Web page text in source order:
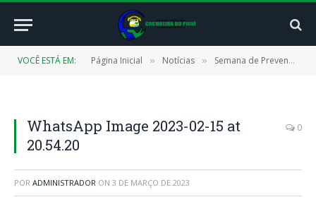
VOCÊ ESTÁ EM: Página Inicial » Notícias » Semana de Prevenção da Gravidez na Adolescência conscientiza jovens e suas famílias em Cachoeira do Piriá.
WhatsApp Image 2023-02-15 at
20.54.20
0
POR ADMINISTRADOR ON 3 DE MARÇO DE 2023